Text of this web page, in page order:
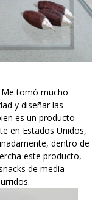
Me tomó mucho
y diseñar las
es un producto
en Estados Unidos,
dentro de
este producto,
de media